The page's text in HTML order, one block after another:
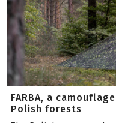
FARBA, a
Polish forests